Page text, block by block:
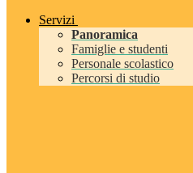
Servizi
Panoramica
Famiglie e studenti
Personale scolastico
Percorsi di studio